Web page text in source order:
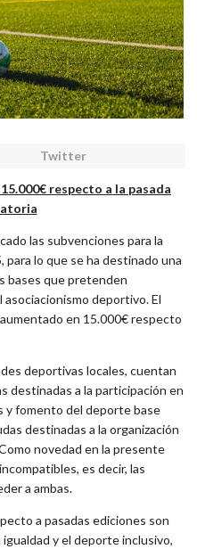
Twitter
respecto a la pasada
las subvenciones para la
lo que se ha destinado una
bases que pretenden
deportivo. El
en 15.000€ respecto
deportivas locales, cuentan
destinadas a la participación en
y fomento del deporte base
destinadas a la organización
novedad en la presente
es decir, las
a ambas.
a pasadas ediciones son
y el deporte inclusivo,